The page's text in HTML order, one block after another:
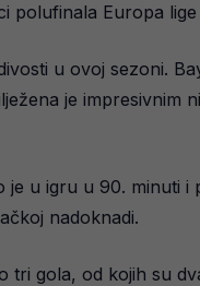
polufinala Europa
u ovoj sezoni.
je
u igru u 90. minuti
nadoknadi.
gola, od kojih su